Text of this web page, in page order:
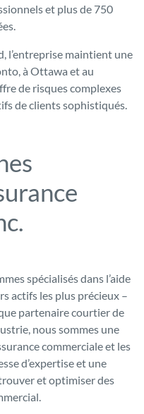
et plus de 750
l’entreprise maintient une
à Ottawa et au
de risques complexes
de clients sophistiqués.
spécialisés dans l’aide
actifs les plus précieux –
partenaire courtier de
nous sommes une
commerciale et les
d’expertise et une
et optimiser des